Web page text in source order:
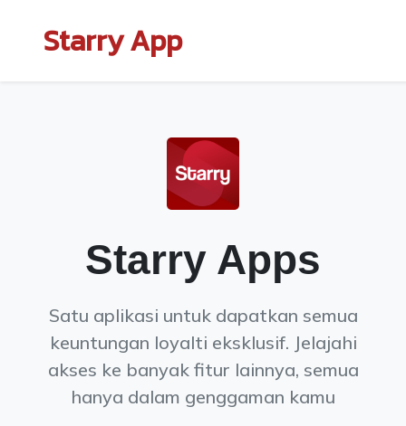
Starry App
Starry Apps
Satu aplikasi untuk dapatkan semua
keuntungan loyalti eksklusif. Jelajahi
akses ke banyak fitur lainnya, semua
hanya dalam genggaman kamu